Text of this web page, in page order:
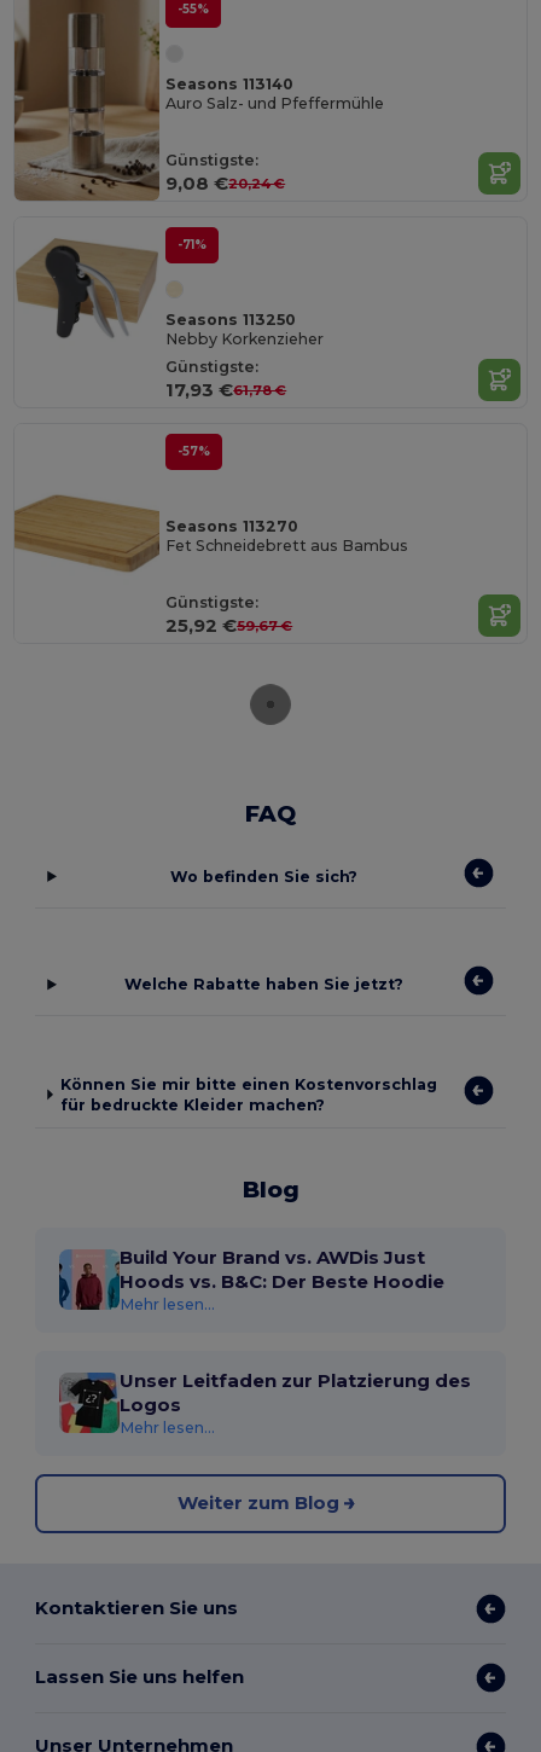
-55%
Seasons 113140
Auro Salz- und Pfeffermühle
Günstigste:
9,08 €20,24 €
-71%
Seasons 113250
Nebby Korkenzieher
Günstigste:
17,93 €61,78 €
-57%
Seasons 113270
Fet Schneidebrett aus Bambus
Günstigste:
25,92 €59,67 €
FAQ
Wo befinden Sie sich?
Welche Rabatte haben Sie jetzt?
Können Sie mir bitte einen Kostenvorschlag
für bedruckte Kleider machen?
Blog
Build Your Brand vs. AWDis Just
Hoods vs. B&C: Der Beste Hoodie
Mehr lesen...
Unser Leitfaden zur Platzierung des
Logos
Mehr lesen...
Weiter zum Blog
Kontaktieren Sie uns
Lassen Sie uns helfen
Unser Unternehmen